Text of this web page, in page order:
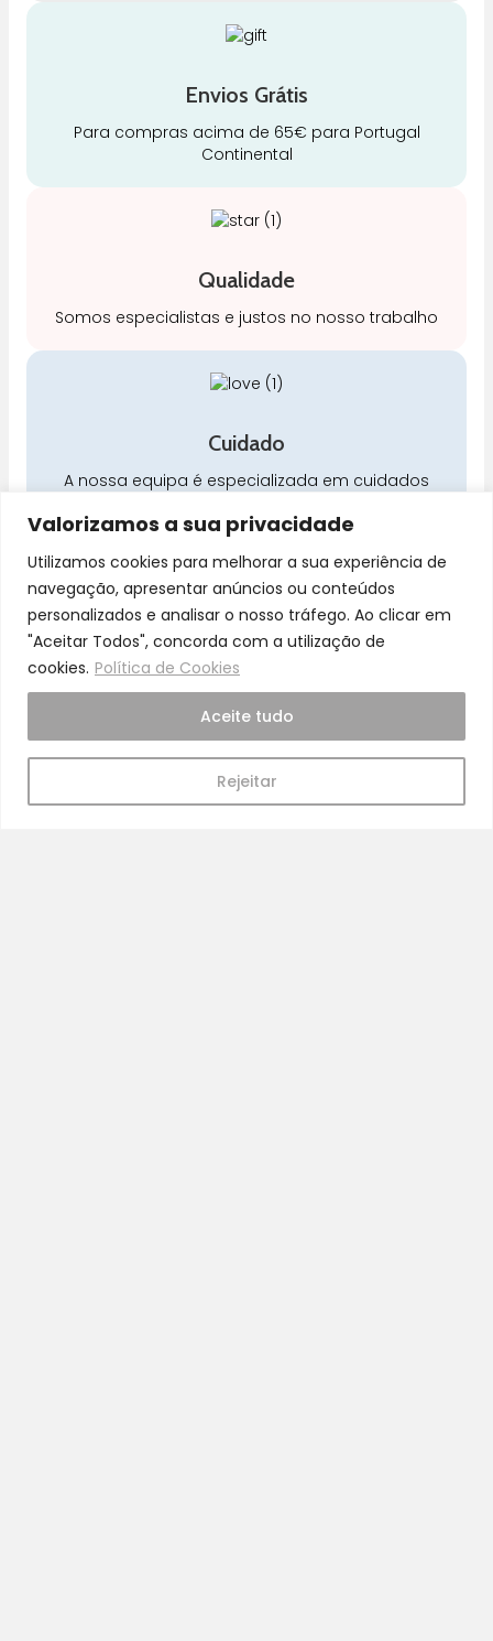
Valorizamos a sua privacidade
Utilizamos cookies para melhorar a sua experiência de
navegação, apresentar anúncios ou conteúdos
personalizados e analisar o nosso tráfego. Ao clicar em
"Aceitar Todos", concorda com a utilização de
cookies. Política de Cookies
Rejeitar
Aceite tudo
Envios Grátis
Para compras acima de 65€ para Portugal
Continental
Qualidade
Somos especialistas e justos no nosso trabalho
Cuidado
A nossa equipa é especializada em cuidados
Pra Mamã
Gravidez e Maternidade | Tudo para o seu Bebé |
Puericultura | Brinquedos | Alimentação e Amamentação
| Hora de Dormir | Hora do Banho | Hora de Passear
Gravidez e maternidade